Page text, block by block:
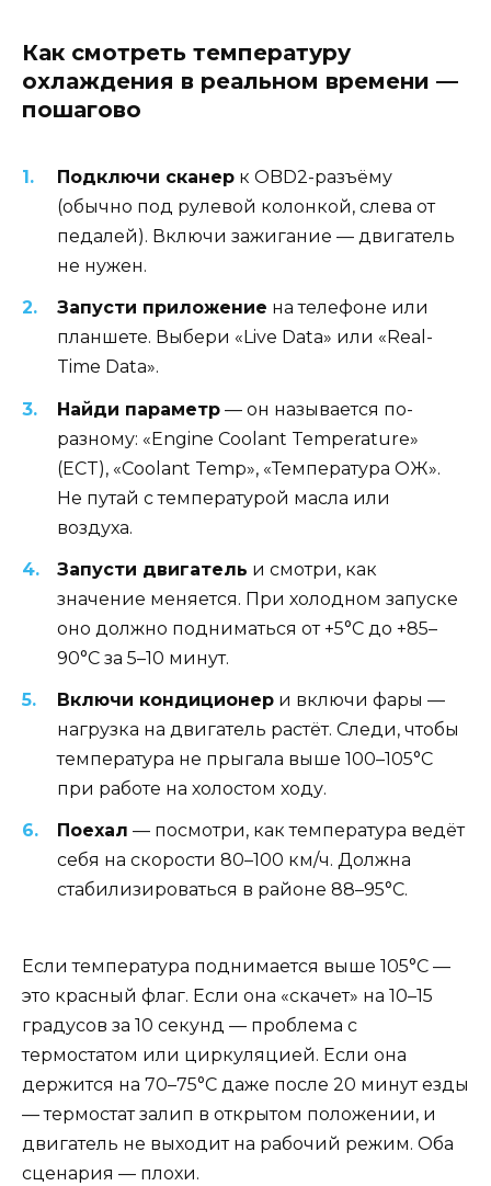
Как смотреть температуру
охлаждения в реальном времени —
пошагово
Подключи сканер к OBD2-разъёму
(обычно под рулевой колонкой, слева от
педалей). Включи зажигание — двигатель
не нужен.
Запусти приложение на телефоне или
планшете. Выбери «Live Data» или «Real-
Time Data».
Найди параметр — он называется по-
разному: «Engine Coolant Temperature»
(ECT), «Coolant Temp», «Температура ОЖ».
Не путай с температурой масла или
воздуха.
Запусти двигатель и смотри, как
значение меняется. При холодном запуске
оно должно подниматься от +5°C до +85–
90°C за 5–10 минут.
Включи кондиционер и включи фары —
нагрузка на двигатель растёт. Следи, чтобы
температура не прыгала выше 100–105°C
при работе на холостом ходу.
Поехал — посмотри, как температура ведёт
себя на скорости 80–100 км/ч. Должна
стабилизироваться в районе 88–95°C.
Если температура поднимается выше 105°C —
это красный флаг. Если она «скачет» на 10–15
градусов за 10 секунд — проблема с
термостатом или циркуляцией. Если она
держится на 70–75°C даже после 20 минут езды
— термостат залип в открытом положении, и
двигатель не выходит на рабочий режим. Оба
сценария — плохи.